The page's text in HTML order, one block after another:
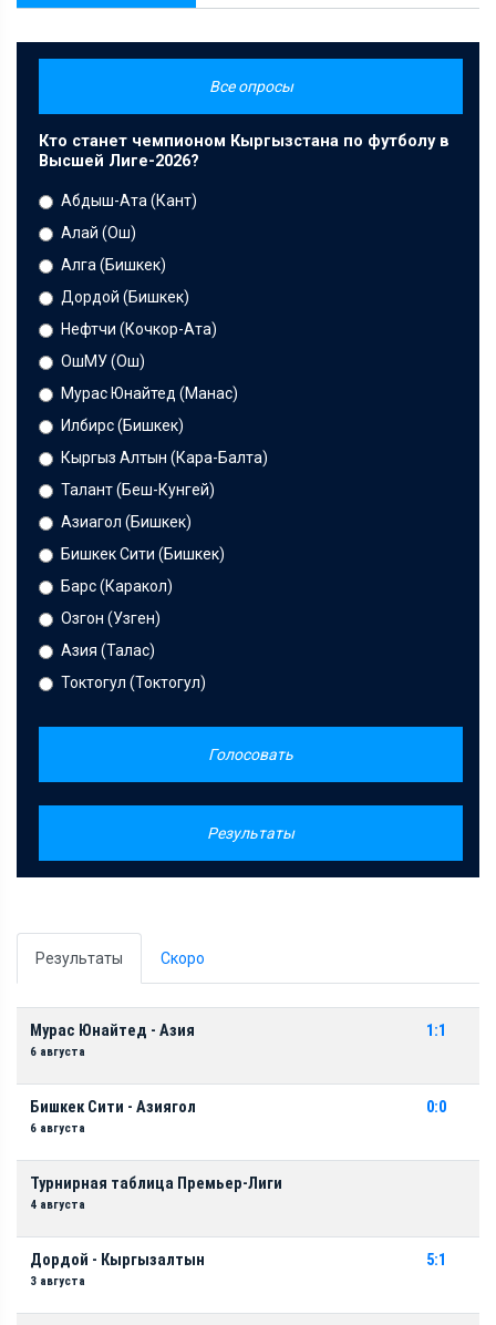
Все опросы
Кто станет чемпионом Кыргызстана по футболу в
Высшей Лиге-2026?
Абдыш-Ата (Кант)
Алай (Ош)
Алга (Бишкек)
Дордой (Бишкек)
Нефтчи (Кочкор-Ата)
ОшМУ (Ош)
Мурас Юнайтед (Манас)
Илбирс (Бишкек)
Кыргыз Алтын (Кара-Балта)
Талант (Беш-Кунгей)
Азиагол (Бишкек)
Бишкек Сити (Бишкек)
Барс (Каракол)
Озгон (Узген)
Азия (Талас)
Токтогул (Токтогул)
Голосовать
Результаты
Результаты Скоро
Мурас Юнайтед - Азия
6 августа
1:1
Бишкек Сити - Азиягол
6 августа
0:0
Турнирная таблица Премьер-Лиги
4 августа
Дордой - Кыргызалтын
3 августа
5:1